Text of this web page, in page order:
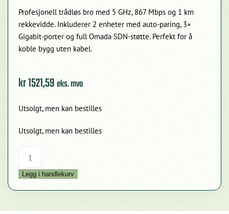
Profesjonell trådløs bro med 5 GHz, 867 Mbps og 1 km
rekkevidde. Inkluderer 2 enheter med auto-paring, 3×
Gigabit-porter og full Omada SDN-støtte. Perfekt for å
koble bygg uten kabel.
kr1521,59eks. mva
Utsolgt, men kan bestilles
Utsolgt, men kan bestilles
EAP211-
Bridge
Legg i handlekurv